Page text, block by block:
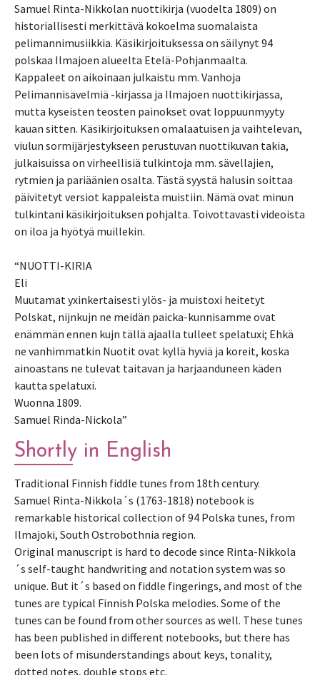
Samuel Rinta-Nikkolan nuottikirja (vuodelta 1809) on
historiallisesti merkittävä kokoelma suomalaista
pelimannimusiikkia. Käsikirjoituksessa on säilynyt 94
polskaa Ilmajoen alueelta Etelä-Pohjanmaalta.
Kappaleet on aikoinaan julkaistu mm. Vanhoja
Pelimannisävelmiä -kirjassa ja Ilmajoen nuottikirjassa,
mutta kyseisten teosten painokset ovat loppuunmyyty
kauan sitten. Käsikirjoituksen omalaatuisen ja vaihtelevan,
viulun sormijärjestykseen perustuvan nuottikuvan takia,
julkaisuissa on virheellisiä tulkintoja mm. sävellajien,
rytmien ja pariäänien osalta. Tästä syystä halusin soittaa
päivitetyt versiot kappaleista muistiin. Nämä ovat minun
tulkintani käsikirjoituksen pohjalta. Toivottavasti videoista
on iloa ja hyötyä muillekin.
“NUOTTI-KIRIA
Eli
Muutamat yxinkertaisesti ylös- ja muistoxi heitetyt
Polskat, nijnkujn ne meidän paicka-kunnisamme ovat
enämmän ennen kujn tällä ajaalla tulleet spelatuxi; Ehkä
ne vanhimmatkin Nuotit ovat kyllä hyviä ja koreit, koska
ainoastans ne tulevat taitavan ja harjaanduneen käden
kautta spelatuxi.
Wuonna 1809.
Samuel Rinda-Nickola”
Shortly in English
Traditional Finnish fiddle tunes from 18th century.
Samuel Rinta-Nikkola´s (1763-1818) notebook is
remarkable historical collection of 94 Polska tunes, from
Ilmajoki, South Ostrobothnia region.
Original manuscript is hard to decode since Rinta-Nikkola
´s self-taught handwriting and notation system was so
unique. But it´s based on fiddle fingerings, and most of the
tunes are typical Finnish Polska melodies. Some of the
tunes can be found from other sources as well. These tunes
has been published in different notebooks, but there has
been lots of misunderstandings about keys, tonality,
dotted notes, double stops etc.